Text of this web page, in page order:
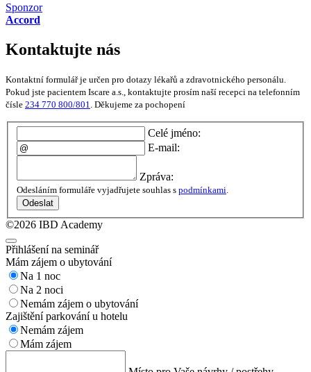
Sponzor
Accord
Kontaktujte nás
Kontaktní formulář je určen pro dotazy lékařů a zdravotnického personálu.
Pokud jste pacientem Iscare a.s., kontaktujte prosím naší recepci na telefonním
čísle 234 770 800/801 . Děkujeme za pochopení
Celé jméno:
E-mail:
Zpráva:
Odesláním formuláře vyjadřujete souhlas s podmínkami.
Odeslat
©2026 IBD Academy
Přihlášení na seminář
Mám zájem o ubytování
Na 1 noc
Na 2 noci
Nemám zájem o ubytování
Zajištění parkování u hotelu
Nemám zájem
Mám zájem